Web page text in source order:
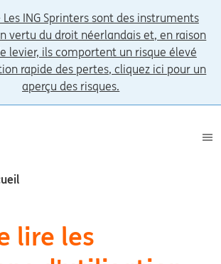
Les ING Sprinters sont des instruments
vertu du droit néerlandais et, en raison
levier, ils comportent un risque élevé
rapide des pertes, cliquez ici pour un
aperçu des risques.
lire les